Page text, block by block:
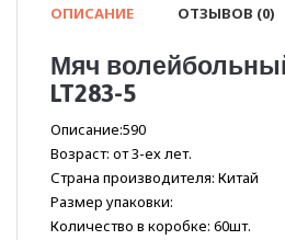
ОПИСАНИЕ ОТЗЫВОВ (0)
Мяч
LT283-5
Описание:590
Возраст: от 3-ех лет.
Страна производителя: Китай
Размер упаковки:
Количество в коробке: 60шт.